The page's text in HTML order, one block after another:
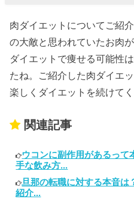
肉ダイエットについてご紹
の大敵と思われていたお肉
ダイエットで痩せる可能性
たね。ご紹介した肉ダイエ
楽しくダイエットを続けてく
関連記事
ウコンに副作用があるって
手な飲み方...
旦那の転職に対する本音は
紹介...